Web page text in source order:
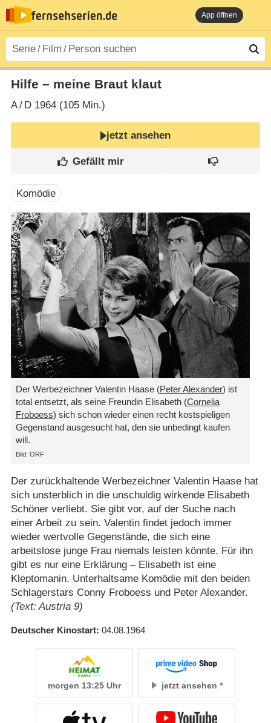
App öffnen
Hilfe – meine Braut klaut
A/ D1964 (105 Min.)
jetzt ansehen
Komödie
Der Werbezeichner Valentin Haase (Peter Alexander) ist
total entsetzt, als seine Freundin Elisabeth (Cornelia
Froboess) sich schon wieder einen recht kostspieligen
Gegenstand ausgesucht hat, den sie unbedingt kaufen
will.
Bild: ORF
Der zurückhaltende Werbezeichner Valentin Haase hat
sich unsterblich in die unschuldig wirkende Elisabeth
Schöner verliebt. Sie gibt vor, auf der Suche nach
einer Arbeit zu sein. Valentin findet jedoch immer
wieder wertvolle Gegenstände, die sich eine
arbeitslose junge Frau niemals leisten könnte. Für ihn
gibt es nur eine Erklärung – Elisabeth ist eine
Kleptomanin. Unterhaltsame Komödie mit den beiden
Schlagerstars Conny Froboess und Peter Alexander.
(Text: Austria 9)
Deutscher Kinostart 04.08.1964
morgen 13:25 Uhr jetzt ansehen